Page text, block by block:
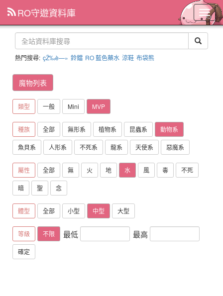
主
選
單
RO守遊資料庫
熱門搜尋: çŽ‰è—» 鈴鐺 RO 藍色藥水 涼鞋 布袋熊
魔物列表
類型 一般 Mini MVP
種族 全部 無形系 植物系 昆蟲系 動物系
魚貝系 人形系 不死系 龍系 天使系 惡魔系
屬性 全部 無 火 地 水 風 毒 不死
暗 聖 念
體型 全部 小型 中型 大型
等級 不限 最低 最高
確定